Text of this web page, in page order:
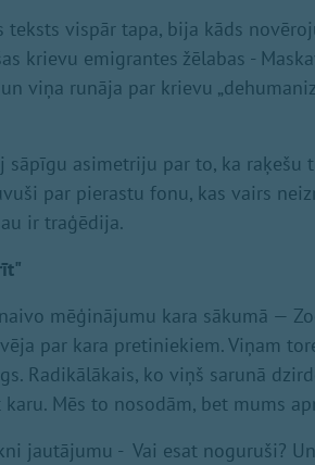
teksts vispār tapa, bija kāds
krievu emigrantes žēlabas -
viņa runāja par krievu
asimetriju par to, ka raķešu
par pierastu fonu, kas vairs
ir traģēdija.
mēģinājumu kara sākumā —
par kara pretiniekiem. Viņam
Radikālākais, ko viņš sarunā
karu. Mēs to nosodām, bet mums
jautājumu - Vai esat noguruši?